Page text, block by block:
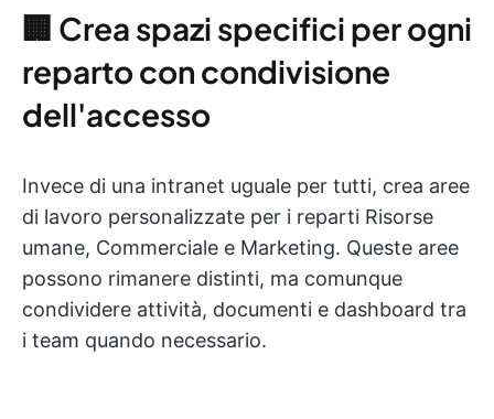
🏢 Crea spazi specifici per ogni
reparto con condivisione
dell'accesso
Invece di una intranet uguale per tutti, crea aree
di lavoro personalizzate per i reparti Risorse
umane, Commerciale e Marketing. Queste aree
possono rimanere distinti, ma comunque
condividere attività, documenti e dashboard tra
i team quando necessario.